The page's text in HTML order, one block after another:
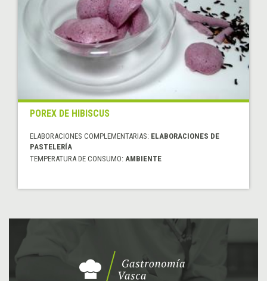
POREX DE HIBISCUS
ELABORACIONES COMPLEMENTARIAS: ELABORACIONES DE
PASTELERÍA
TEMPERATURA DE CONSUMO: AMBIENTE